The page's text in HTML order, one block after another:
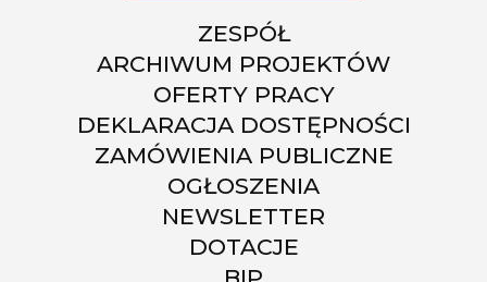
ZESPÓŁ
ARCHIWUM PROJEKTÓW
OFERTY PRACY
DEKLARACJA DOSTĘPNOŚCI
ZAMÓWIENIA PUBLICZNE
OGŁOSZENIA
NEWSLETTER
DOTACJE